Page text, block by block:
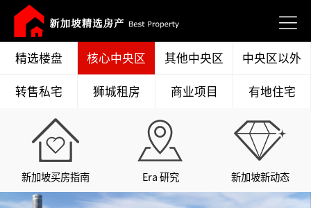
精选楼盘 核心中央区 其他中央区
中央区以外
转售私宅
狮城租房 商业项目 有地住宅
新加坡买房指南 Era 研究 新加坡新动态